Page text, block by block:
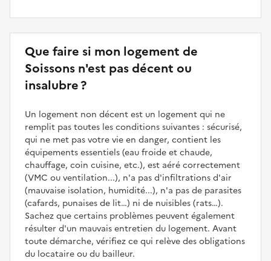
Que faire si mon logement de
Soissons n'est pas décent ou
insalubre ?
Un logement non décent est un logement qui ne
remplit pas toutes les conditions suivantes : sécurisé,
qui ne met pas votre vie en danger, contient les
équipements essentiels (eau froide et chaude,
chauffage, coin cuisine, etc.), est aéré correctement
(VMC ou ventilation...), n'a pas d'infiltrations d'air
(mauvaise isolation, humidité...), n'a pas de parasites
(cafards, punaises de lit…) ni de nuisibles (rats…).
Sachez que certains problèmes peuvent également
résulter d'un mauvais entretien du logement. Avant
toute démarche, vérifiez ce qui relève des obligations
du locataire ou du bailleur.